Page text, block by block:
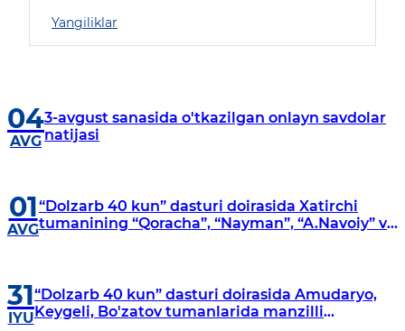
Yangiliklar
04
AVG
3-avgust sanasida o'tkazilgan onlayn savdolar
natijasi
01
AVG
“Dolzarb 40 kun” dasturi doirasida Xatirchi
tumanining “Qoracha”, “Nayman”, “A.Navoiy” va
31
IYU
“Dolzarb 40 kun” dasturi doirasida Amudaryo,
Keygeli, Bo'zatov tumanlarida manzilli